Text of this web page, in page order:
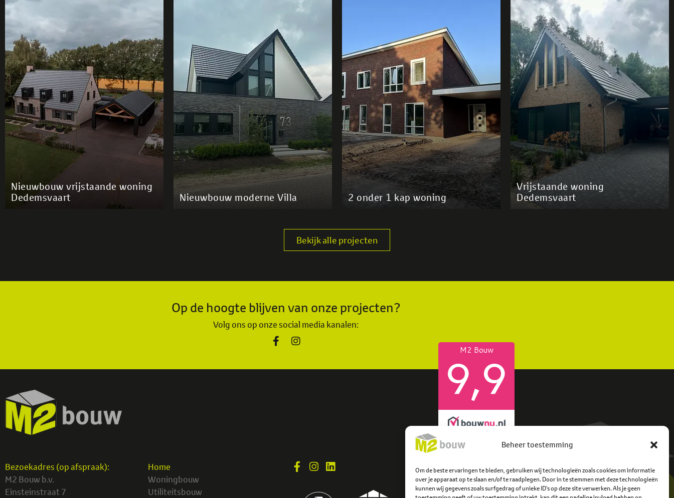
Beheer toestemming
Om de beste ervaringen te bieden, gebruiken wij technologieën zoals cookies om informatie
over je apparaat op te slaan en/of te raadplegen. Door in te stemmen met deze technologieën
kunnen wij gegevens zoals surfgedrag of unieke ID's op deze site verwerken. Als je geen
Nieuwbouw vrijstaande woning
Dedemsvaart
Nieuwbouw moderne Villa 2 onder 1 kap woning
Vrijstaande woning
Dedemsvaart
Bekijk alle projecten
Op de hoogte blijven van onze projecten?
Volg ons op onze social media kanalen:
Bezoekadres (op afspraak):
M2 Bouw b.v.
Einsteinstraat 7
Home
Woningbouw
Utiliteitsbouw